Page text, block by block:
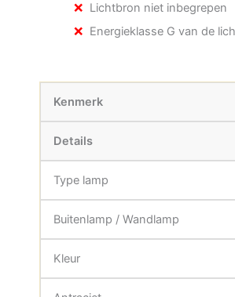
Lichtbron niet inbegrepen
Energieklasse G van de
Kenmerk
Details
Type lamp
Buitenlamp / Wandlamp
Kleur